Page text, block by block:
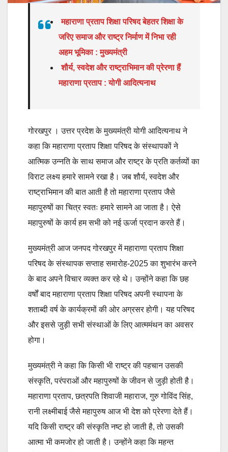
महाराणा प्रताप शिक्षा परिषद बेहतर शिक्षा के
जरिए समाज और राष्ट्र निर्माण में निभा रही
अहम भूमिका : मुख्यमंत्री
शौर्य, स्वदेश और राष्ट्राभिमान की प्रेरणा हैं
महाराणा प्रताप : योगी आदित्यनाथ
गोरखपुर । उत्तर प्रदेश के मुख्यमंत्री योगी आदित्यनाथ ने
कहा कि महाराणा प्रताप शिक्षा परिषद के संस्थापकों ने
आत्मिक उन्नति के साथ समाज और राष्ट्र के प्रति कर्तव्यों का
विराट लक्ष्य हमारे सामने रखा है। जब शौर्य, स्वदेश और
राष्ट्राभिमान की बात आती है तो महाराणा प्रताप जैसे
महापुरुषों का चित्र स्वतः हमारे सामने आ जाता है। ऐसे
महापुरुषों के कार्य हम सभी को नई ऊर्जा प्रदान करते हैं।
मुख्यमंत्री आज जनपद गोरखपुर में महाराणा प्रताप शिक्षा
परिषद के संस्थापक सप्ताह समारोह-2025 का शुभारंभ करने
के बाद अपने विचार व्यक्त कर रहे थे। उन्होंने कहा कि छह
वर्षों बाद महाराणा प्रताप शिक्षा परिषद अपनी स्थापना के
शताब्दी वर्ष के कार्यक्रमों की ओर अग्रसर होगी। यह परिषद
और इससे जुड़ी सभी संस्थाओं के लिए आत्ममंथन का अवसर
होगा।
मुख्यमंत्री ने कहा कि किसी भी राष्ट्र की पहचान उसकी
संस्कृति, परंपराओं और महापुरुषों के जीवन से जुड़ी होती है।
महाराणा प्रताप, छत्रपति शिवाजी महाराज, गुरु गोविंद सिंह,
रानी लक्ष्मीबाई जैसे महापुरुष आज भी देश को प्रेरणा देते हैं।
यदि किसी राष्ट्र की संस्कृति नष्ट हो जाती है, तो उसकी
आत्मा भी कमजोर हो जाती है। उन्होंने कहा कि महन्त